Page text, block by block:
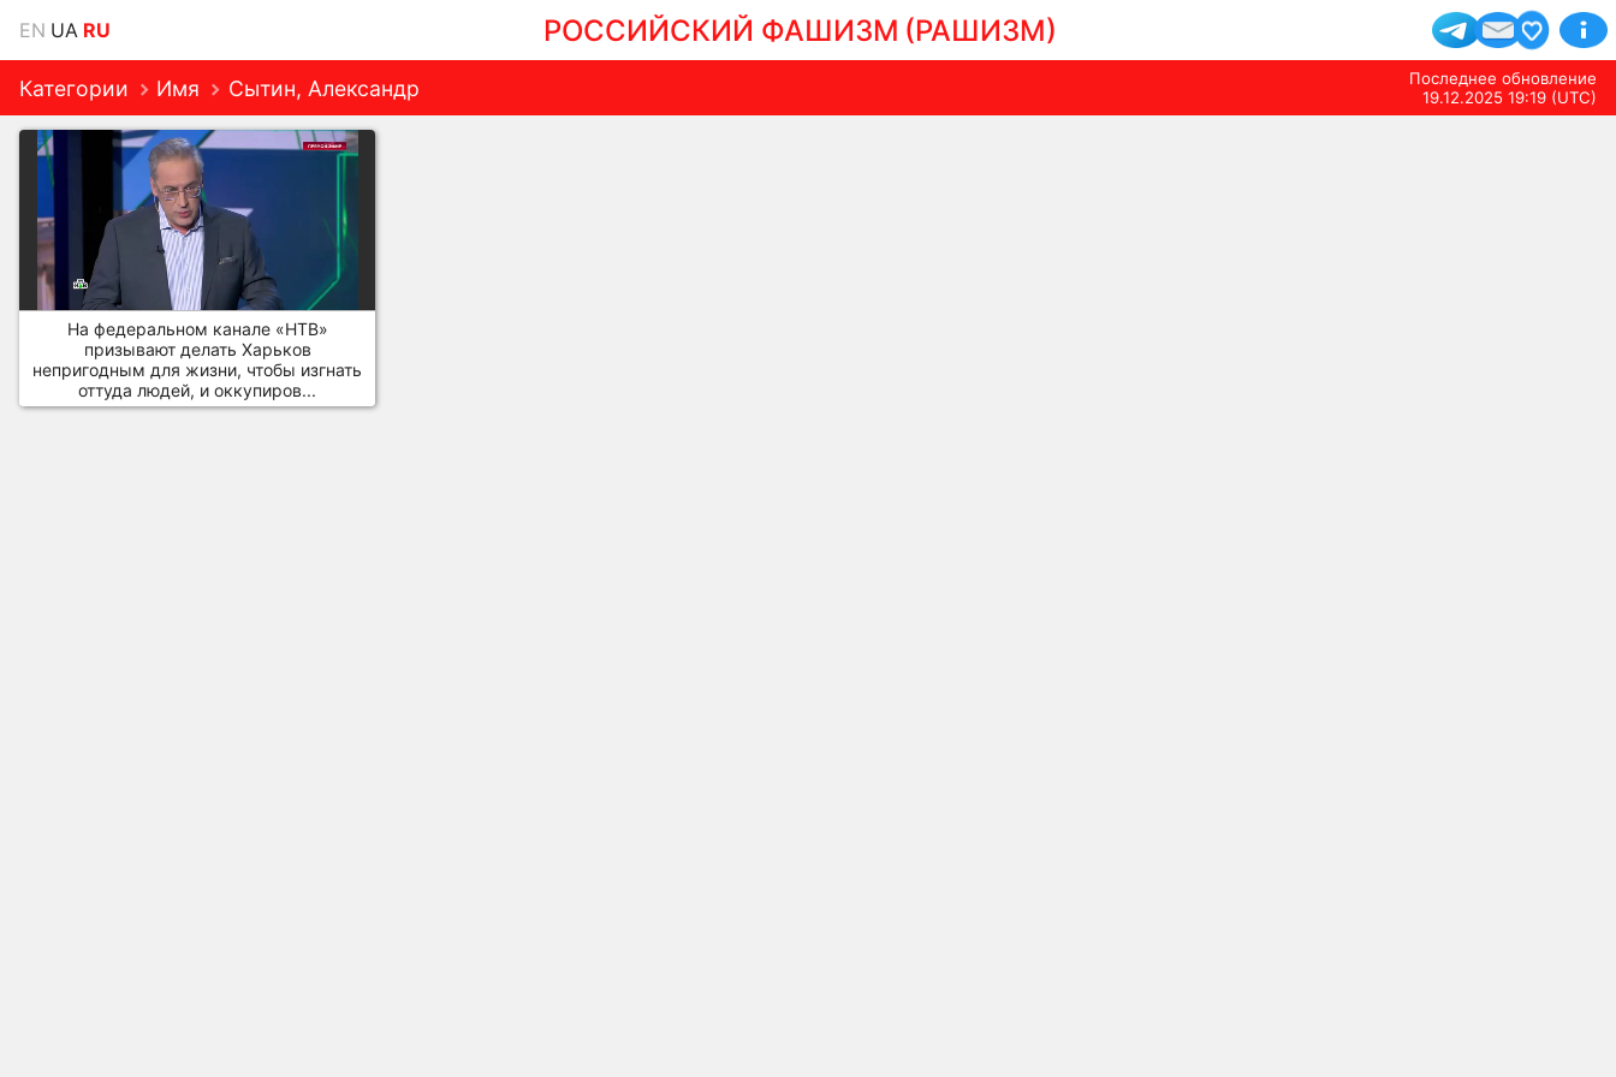
EN UA RU РОССИЙСКИЙ ФАШИЗМ (РАШИЗМ)
Категории Имя Сытин, Александр
Последнее обновление
19.12.2025 19:19 (UTC)
На федеральном канале «НТВ»
призывают делать Харьков
непригодным для жизни, чтобы изгнать
оттуда людей, и оккупиров...